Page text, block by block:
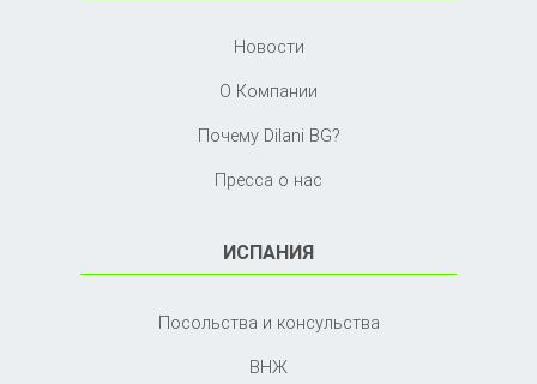
Новости
О Компании
Почему Dilani BG?
Пресса о нас
ИСПАНИЯ
Посольства и консульства
ВНЖ